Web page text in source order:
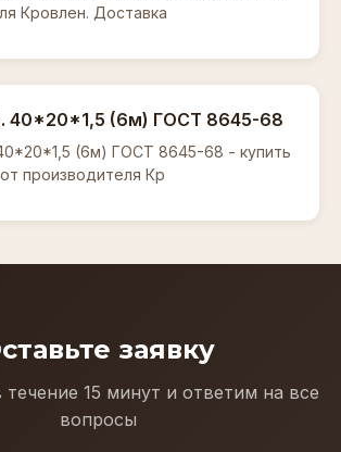
Кровлен. Доставка
40*20*1,5 (6м) ГОСТ 8645-68
(6м) ГОСТ 8645-68 - купить
производителя Кр
заявку
15 минут и ответим на все
вопросы